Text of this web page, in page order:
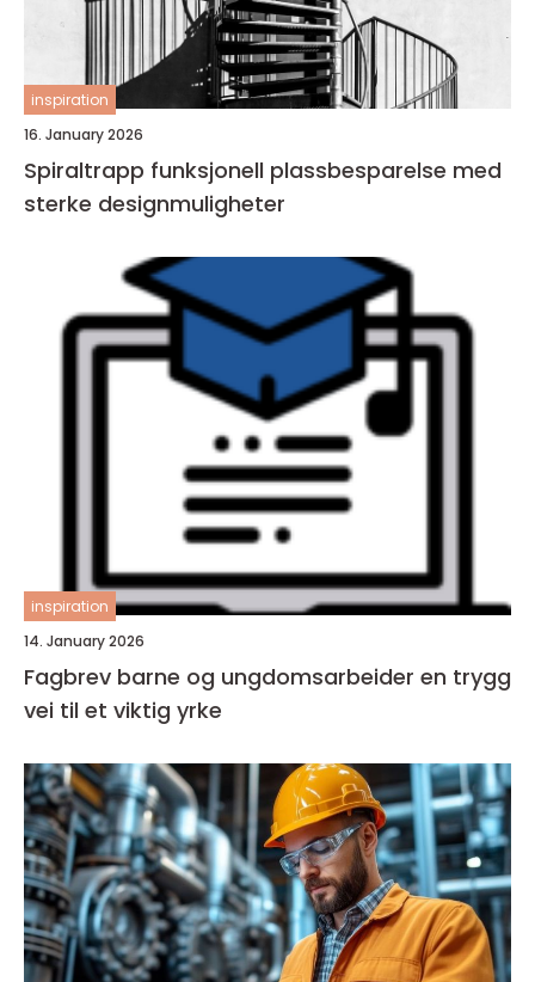
inspiration
16. January 2026
Spiraltrapp funksjonell plassbesparelse med
sterke designmuligheter
inspiration
14. January 2026
Fagbrev barne og ungdomsarbeider en trygg
vei til et viktig yrke